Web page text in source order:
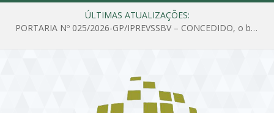
ÚLTIMAS ATUALIZAÇÕES:
PORTARIA Nº 025/2026-GP/IPREVSSBV – CONCEDIDO, o benefício de PENSÃO a MARIA ESTELA DOS SANTOS SOUZA